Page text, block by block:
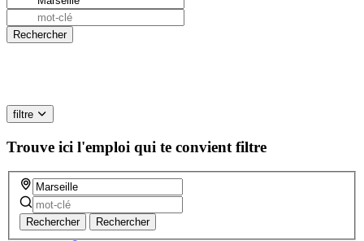
filtre
Trouve ici l'emploi qui te convient filtre
Rechercher Rechercher